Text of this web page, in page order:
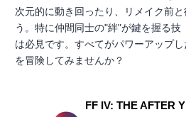
次元的に動き回ったり、リメイク前
う。特に仲間同士の"絆"が鍵を握る技
は必見です。すべてがパワーアップ
を冒険してみませんか？
FF IV: THE AFTER